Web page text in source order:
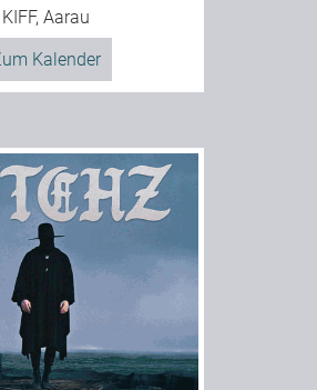
KIFF, Aarau
Kalender